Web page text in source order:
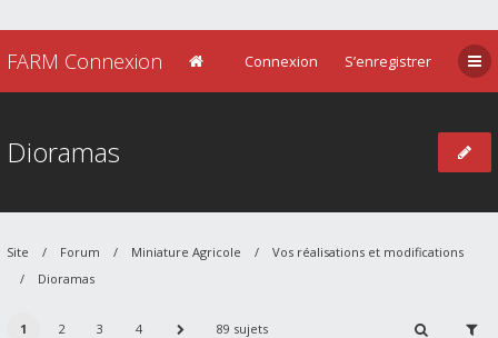
FARM Connexion Connexion S’enregistrer
Dioramas
Site Forum Miniature Agricole
Vos réalisations et modifications
Dioramas
1 2 3 4 89 sujets